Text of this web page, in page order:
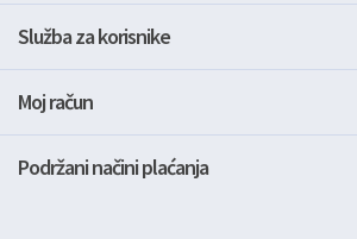
Služba za korisnike
Moj račun
Podržani načini plaćanja